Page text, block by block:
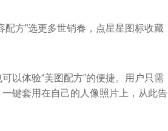
配方”选更多世销春，点星星图标收藏
以体验“美图配方”的便捷。用户只需
键套用在自己的人像照片上，从此告